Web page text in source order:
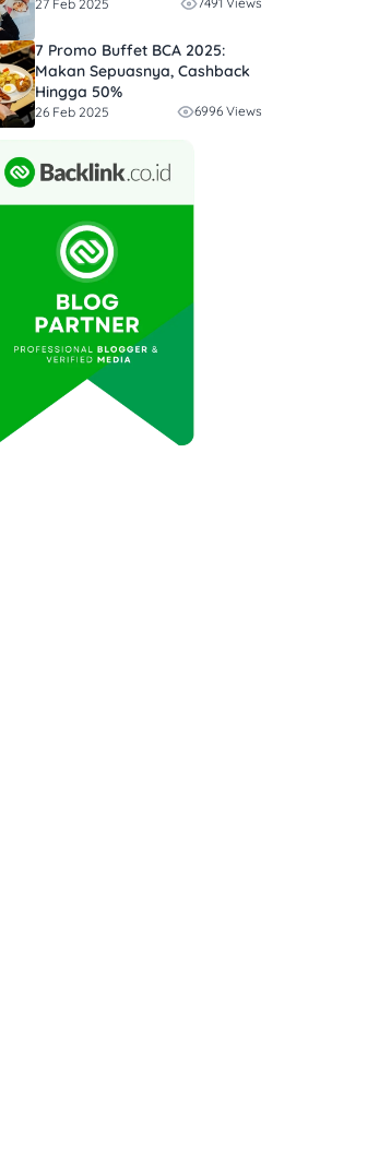
27 Feb 2025
7 Promo Buffet BCA 2025:
Makan Sepuasnya, Cashback
Hingga 50%
26 Feb 2025 6996 Views